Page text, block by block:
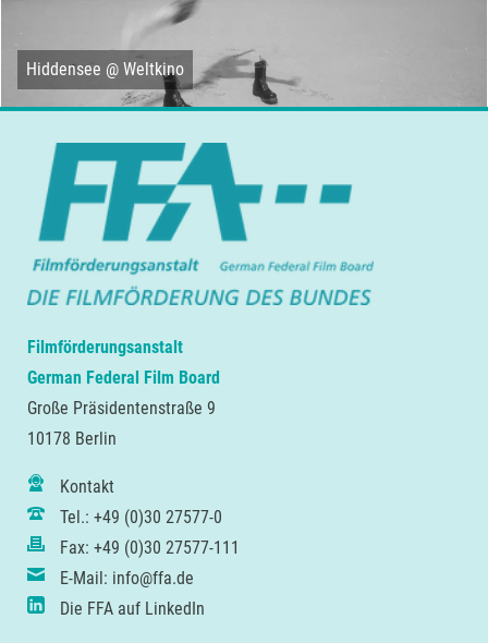
Hiddensee @ Weltkino
Filmförderungsanstalt
German Federal Film Board
Große Präsidentenstraße 9
10178 Berlin
Kontakt
Tel.: +49 (0)30 27577-0
Fax: +49 (0)30 27577-111
E-Mail: info@ffa.de
Die FFA auf LinkedIn